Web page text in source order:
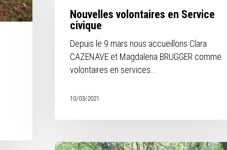
Service
Nouvelles volontaires en Service
civique
Depuis le 9 mars nous accueillons Clara
CAZENAVE et Magdalena BRUGGER comme
volontaires en services…
10/03/2021
Départ